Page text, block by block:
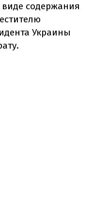
виде содержания
Украины